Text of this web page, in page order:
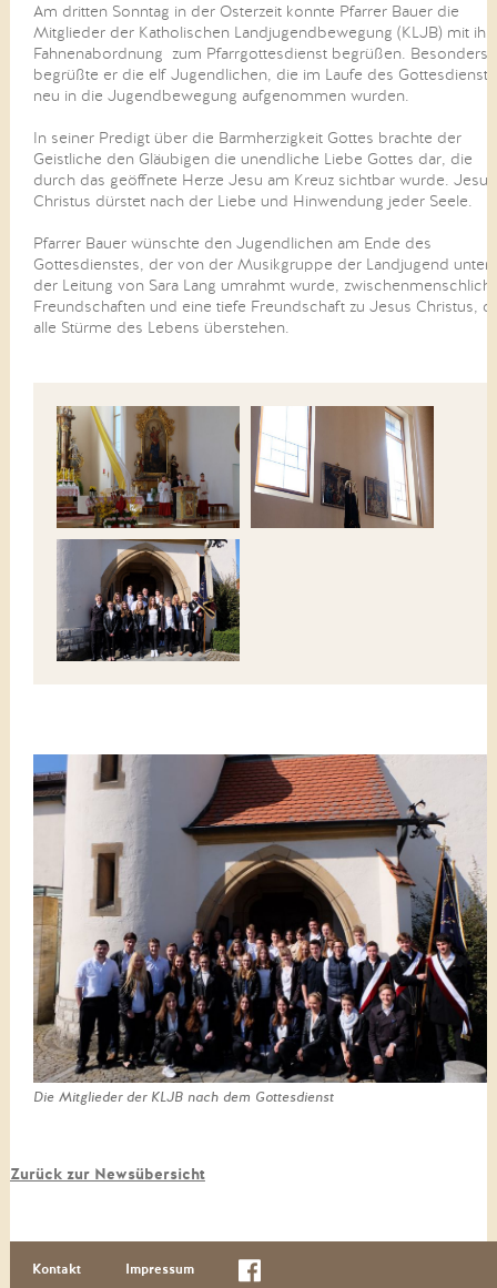
Am dritten Sonntag in der Osterzeit konnte Pfarrer Bauer die
Mitglieder der Katholischen Landjugendbewegung (KLJB) mit
Fahnenabordnung zum Pfarrgottesdienst begrüßen. Besonders
begrüßte er die elf Jugendlichen, die im Laufe des
neu in die Jugendbewegung aufgenommen wurden.
In seiner Predigt über die Barmherzigkeit Gottes brachte der
Geistliche den Gläubigen die unendliche Liebe Gottes dar, die
durch das geöffnete Herze Jesu am Kreuz sichtbar wurde. Jesus
Christus dürstet nach der Liebe und Hinwendung jeder Seele.
Pfarrer Bauer wünschte den Jugendlichen am Ende des
Gottesdienstes, der von der Musikgruppe der Landjugend unter
der Leitung von Sara Lang umrahmt wurde,
Freundschaften und eine tiefe Freundschaft zu Jesus Christus,
alle Stürme des Lebens überstehen.
Die Mitglieder der KLJB nach dem Gottesdienst
Zurück zur Newsübersicht
Kontakt Impressum